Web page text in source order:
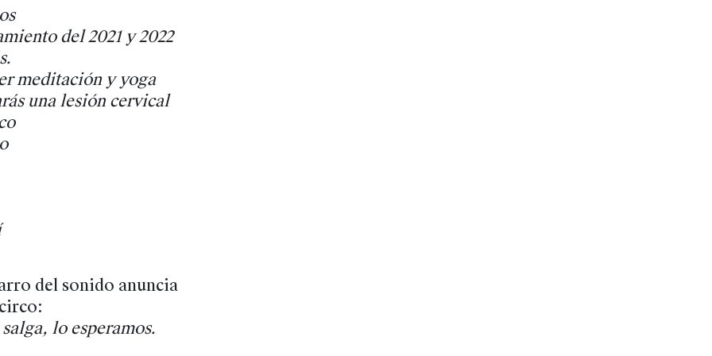
del 2021 y 2022
meditación y yoga
una lesión cervical
del sonido anuncia
lo esperamos.